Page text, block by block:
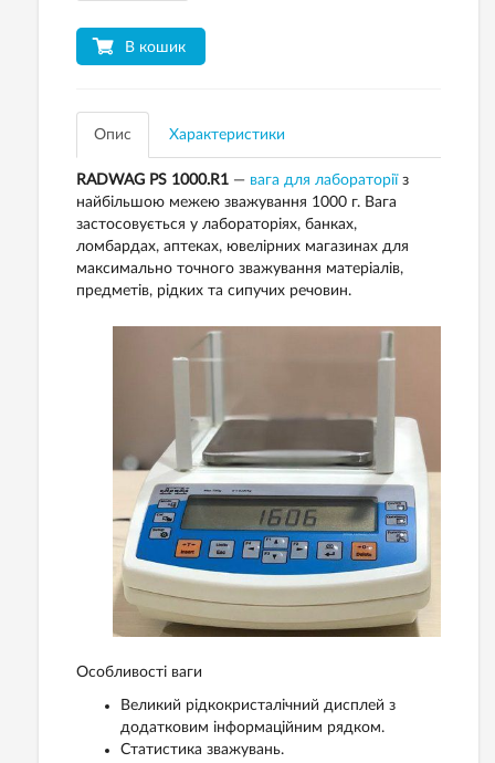
В кошик
Опис Характеристики
RADWAG PS 1000.R1 — вага для лабораторіїз
найбільшою межею зважування 1000 г. Вага
застосовується у лабораторіях, банках,
ломбардах, аптеках, ювелірних магазинах для
максимально точного зважування матеріалів,
предметів, рідких та сипучих речовин.
Особливості ваги
Великий рідкокристалічний дисплей з
додатковим інформаційним рядком.
Статистика зважувань.